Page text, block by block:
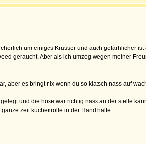
um einiges Krasser und auch gefärhlicher
geraucht. Aber als ich umzog wegen meiner
aber es bringt nix wenn du so klatsch nass auf
und die hose war richtig nass an der stelle
zeit küchenrolle in der Hand halte...